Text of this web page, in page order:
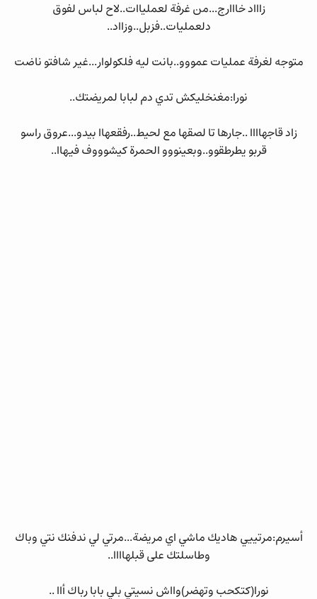
زاااد خااارج...من غرفة لعملياات..لاح لباس لفوق
دلعمليات..فزبل..وزااد..
متوجه لغرفة عمليات عمووو..بانت ليه فلكولوار...غير شافتو ناضت
نورا:مغنخليكش تدي دم لبابا لمريضتك..
زاد قاجهاااا ..جارها تا لصقها مع لحيط..رفقعهاا بيدو...عروق راسو
قربو يطرطقوو..وبعينووو الحمرة كيشوووف فيهاا..
أسيرم:مرتييي هاديك ماشي اي مريضة...مرتي لي ندفنك نتي وباك
وطاسلتك على قبلهاااا..
نورا(كتكحب وتهضر)وااش نسيتي بلي بابا رباك أاا ..